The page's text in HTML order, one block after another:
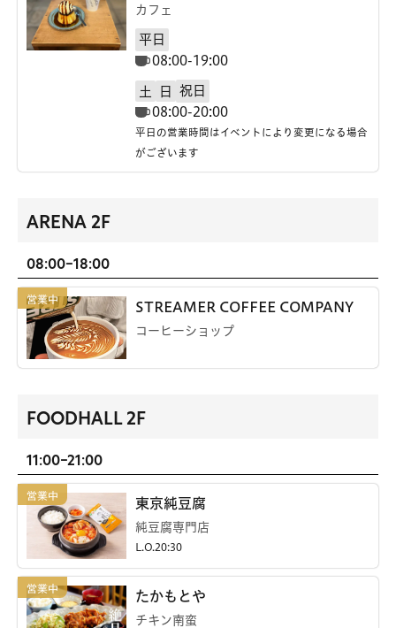
カフェ
平日
08:00-19:00
土 日
祝日
08:00-20:00
平日の営業時間はイベントにより変更になる場合
がございます
ARENA 2F
08:00-18:00
STREAMER COFFEE COMPANY
コーヒーショップ
FOODHALL 2F
11:00-21:00
東京純豆腐
純豆腐専門店
L.O.20:30
たかもとや
チキン南蛮